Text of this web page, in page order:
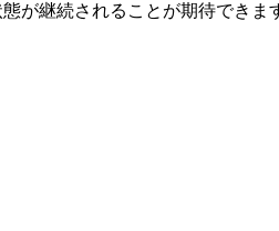
が継続されることが期待できま